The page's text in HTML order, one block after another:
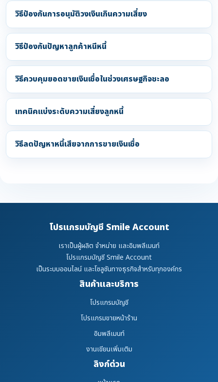
วิธีป้องกันการอนุมัติวงเงินเกินความเสี่ยง
วิธีป้องกันปัญหาลูกค้าหนีหนี้
วิธีควบคุมยอดขายเงินเชื่อในช่วงเศรษฐกิจชะลอ
เทคนิคแบ่งระดับความเสี่ยงลูกหนี้
วิธีลดปัญหาหนี้เสียจากการขายเงินเชื่อ
โปรแกรมบัญชี Smile Account
เราเป็นผู้ผลิต จำหน่าย และอิมพลีเมนท์
โปรแกรมบัญชี Smile Account
เป็นระบบออนไลน์ และโซลูชันทางธุรกิจสำหรับทุกองค์กร
สินค้าและบริการ
โปรแกรมบัญชี
โปรแกรมขายหน้าร้าน
อิมพลีเมนท์
งานเขียนเพิ่มเติม
ลิงก์ด่วน